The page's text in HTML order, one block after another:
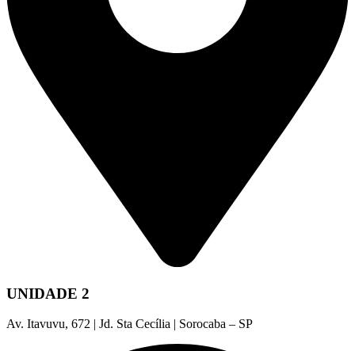
UNIDADE 2
Av. Itavuvu, 672 | Jd. Sta Cecília | Sorocaba – SP